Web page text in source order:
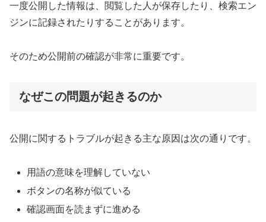
一度公開した情報は、閲覧した人が保存したり、検索エン
ジンに記録されたりすることがあります。
そのため公開前の確認が非常に重要です。
なぜこの問題が起きるのか
公開に関するトラブルが起きる主な原因は次の通りです。
用語の意味を理解していない
ボタンの名称が似ている
確認画面を読まずに進める